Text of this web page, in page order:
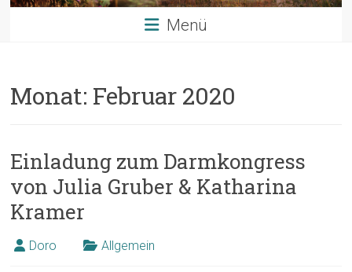
Menü
Monat: Februar 2020
Einladung zum Darmkongress
von Julia Gruber & Katharina
Kramer
Doro Allgemein